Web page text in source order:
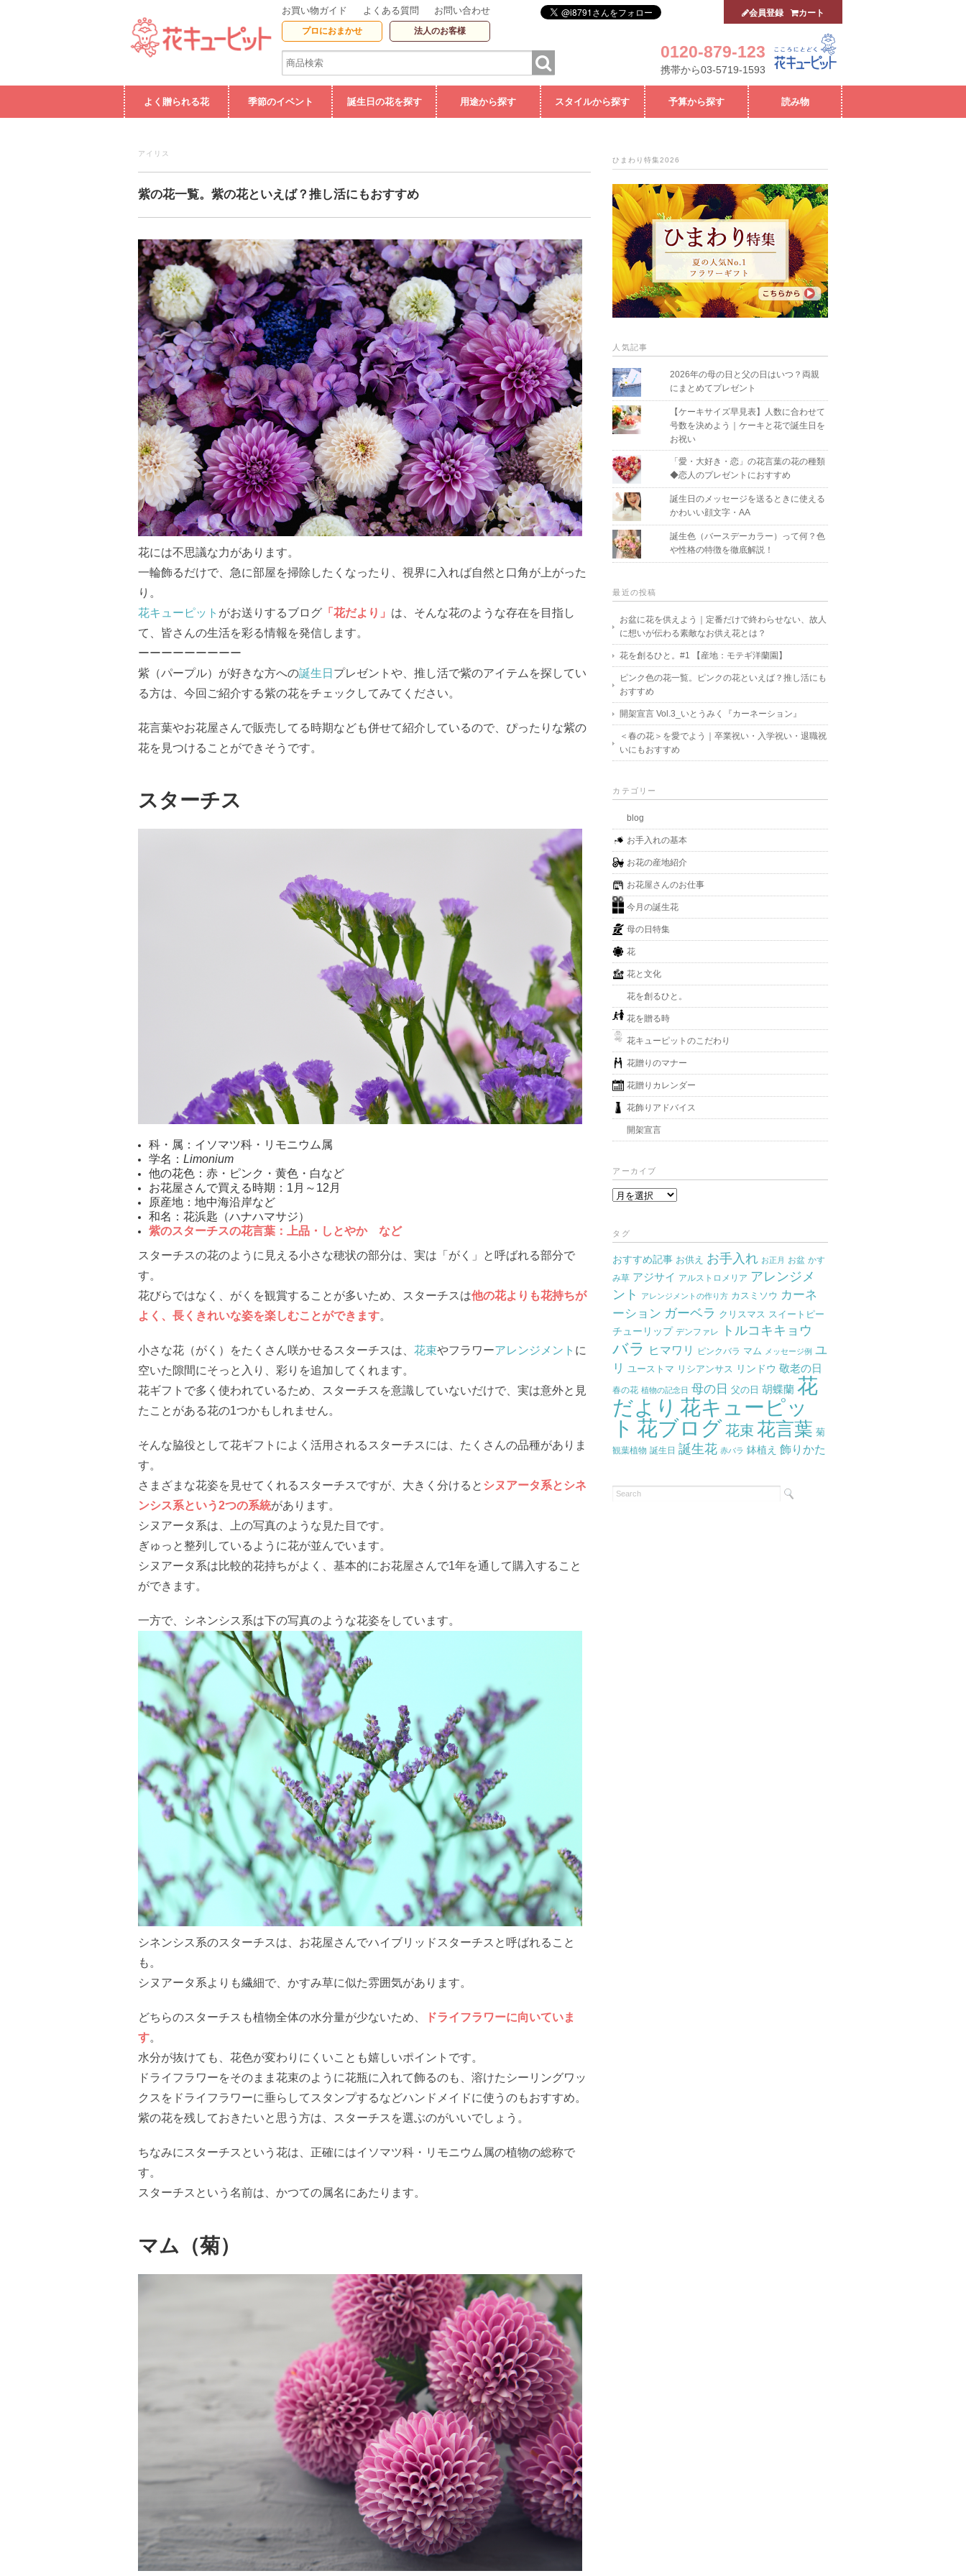
お買い物ガイド よくある質問 お問い合わせ
プロにおまかせ 法人のお客様
0120-879-123
携帯から03-5719-1593
会員登録 カート
よく贈られる花 季節のイベント 誕生日の花を探す 用途から探す スタイルから探す 予算から探す 読み物
アイリス
紫の花一覧。紫の花といえば？推し活にもおすすめ
花には不思議な力があります。
一輪飾るだけで、急に部屋を掃除したくなったり、視界に入れば自然と口角が上がった
り。
花キューピット がお送りするブログ 「花だより」 は、そんな花のような存在を目指し
て、皆さんの生活を彩る情報を発信します。
ーーーーーーーーー
紫（パープル）が好きな方への誕生日 プレゼントや、推し活で紫のアイテムを探してい
る方は、今回ご紹介する紫の花をチェックしてみてください。
花言葉やお花屋さんで販売してる時期なども併せて紹介しているので、ぴったりな紫の
花を見つけることができそうです。
スターチス
科・属：イソマツ科・リモニウム属
学名： Limonium
他の花色：赤・ピンク・黄色・白など
お花屋さんで買える時期：1月～12月
原産地：地中海沿岸など
和名：花浜匙（ハナハマサジ）
紫のスターチスの花言葉：上品・しとやか など
スターチスの花のように見える小さな穂状の部分は、実は「がく」と呼ばれる部分で
す。
花びらではなく、がくを観賞することが多いため、スターチスは他の花よりも花持ちが
よく、長くきれいな姿を楽しむことができます。
小さな花（がく）をたくさん咲かせるスターチスは、 花束やフラワーアレンジメント に
空いた隙間にそっと入り、彩りを追加してくれます。
花ギフトで多く使われているため、スターチスを意識していないだけで、実は意外と見
たことがある花の1つかもしれません。
そんな脇役として花ギフトによく活用されるスターチスには、たくさんの品種がありま
す。
さまざまな花姿を見せてくれるスターチスですが、大きく分けると シヌアータ系とシネ
ンシス系という2つの系統があります。
シヌアータ系は、上の写真のような見た目です。
ぎゅっと整列しているように花が並んでいます。
シヌアータ系は比較的花持ちがよく、基本的にお花屋さんで1年を通して購入すること
ができます。
一方で、シネンシス系は下の写真のような花姿をしています。
シネンシス系のスターチスは、お花屋さんでハイブリッドスターチスと呼ばれること
も。
シヌアータ系よりも繊細で、かすみ草に似た雰囲気があります。
どちらのスターチスも植物全体の水分量が少ないため、
ドライフラワーに向いていま
す。
水分が抜けても、花色が変わりにくいことも嬉しいポイントです。
ドライフラワーをそのまま花束のように花瓶に入れて飾るのも、溶けたシーリングワッ
クスをドライフラワーに垂らしてスタンプするなどハンドメイドに使うのもおすすめ。
紫の花を残しておきたいと思う方は、スターチスを選ぶのがいいでしょう。
ちなみにスターチスという花は、正確にはイソマツ科・リモニウム属の植物の総称で
す。
スターチスという名前は、かつての属名にあたります。
マム（菊）
ひまわり特集2026
人気記事
2026年の母の日と父の日はいつ？両親
にまとめてプレゼント
【ケーキサイズ早見表】人数に合わせて
号数を決めよう｜ケーキと花で誕生日を
お祝い
「愛・大好き・恋」の花言葉の花の種類
◆恋人のプレゼントにおすすめ
誕生日のメッセージを送るときに使える
かわいい顔文字・AA
誕生色（バースデーカラー）って何？色
や性格の特徴を徹底解説！
最近の投稿
お盆に花を供えよう｜定番だけで終わらせない、故人
に想いが伝わる素敵なお供え花とは？
花を創るひと。#1 【産地：モテギ洋蘭園】
ピンク色の花一覧。ピンクの花といえば？推し活にも
おすすめ
開架宣言 Vol.3_いとうみく『カーネーション』
＜春の花＞を愛でよう｜卒業祝い・入学祝い・退職祝
いにもおすすめ
カテゴリー
blog
お手入れの基本
お花の産地紹介
お花屋さんのお仕事
今月の誕生花
母の日特集
花
花と文化
花を創るひと。
花を贈る時
花キューピットのこだわり
花贈りのマナー
花贈りカレンダー
花飾りアドバイス
開架宣言
アーカイブ
ア
イ
ブ
タグ
おすすめ記事 お供え お手入れ お正月 お盆 かす
み草 アジサイ アルストロメリア アレンジメ
ント
アレンジメントの作り方 カスミソウ カーネ
ーション ガーベラ クリスマス スイートピー
チューリップ デンファレ トルコキキョウ
バラ ヒマワリ ピンクバラ マム メッセージ例 ユ
リ ユーストマ リシアンサス リンドウ 敬老の日
春の花 植物の記念日 母の日 父の日 胡蝶蘭 花
だより 花キューピッ
ト 花ブログ 花束 花言葉 菊
観葉植物 誕生日 誕生花 赤バラ 鉢植え 飾りかた